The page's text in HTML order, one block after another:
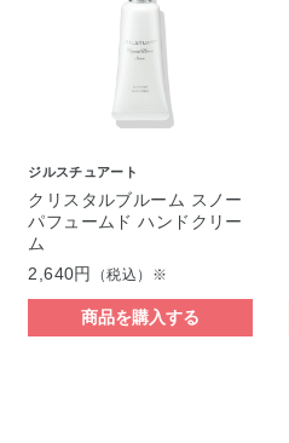
ジルスチュアート
クリスタルブルーム スノー
パフュームド ハンドクリー
ム
2,640円
（税込）※
商品を購入する